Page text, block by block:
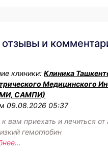
и
клиники: Клиника
Медицинского
САМПИ)
09.08.2026 05:37
к вам приехать и лечиться
гемоглобин